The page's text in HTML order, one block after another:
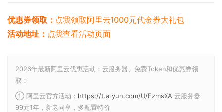
优惠券领取： 点我领取阿里云1000元代金券大礼包
活动地址： 点我查看活动页面
2026年最新阿里云优惠活动：云服务器、免费Token和优惠券领
取：
① 阿里云官方活动： https://t.aliyun.com/U/FzmsXA 云服务器
99元1年，新老同享，多配置特价